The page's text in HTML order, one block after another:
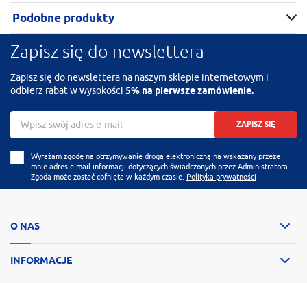
Podobne produkty
Zapisz się do newslettera
Zapisz się do newslettera na naszym sklepie internetowym i
odbierz rabat w wysokości 5% na pierwsze zamówienie.
ZAPISZ SIĘ
Wyrażam zgodę na otrzymywanie drogą elektroniczną na wskazany przeze
mnie adres e-mail informacji dotyczących świadczonych przez Administratora.
Zgoda może zostać cofnięta w każdym czasie. Polityka prywatności
O NAS
INFORMACJE